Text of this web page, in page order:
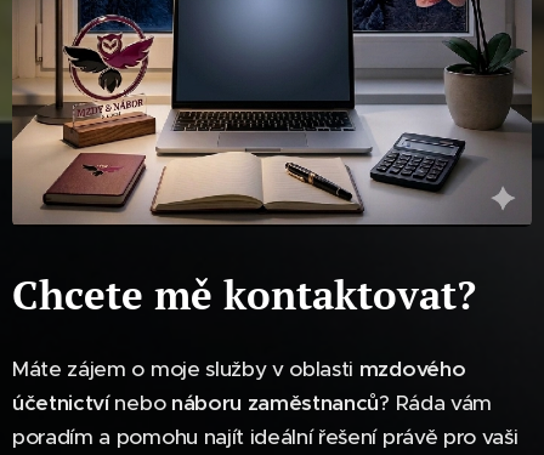
Chcete mě kontaktovat?
Máte zájem o moje služby v oblasti mzdového
účetnictvínebo náboru zaměstnanců? Ráda vám
poradím a pomohu najít ideální řešení právě pro vaši